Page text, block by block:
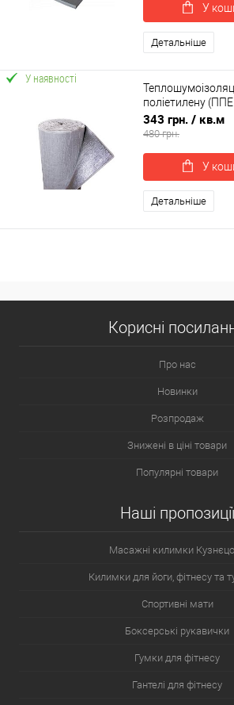
У
Детальніше
У наявності
поліетилену
шаром +фольга
343 грн. / кв.м
480 грн.
У
Детальніше
Корисні
Про нас
Новинки
Розпродаж
Знижені в ціні товари
Популярні товари
Наші пропозиції
Масажні килимки
Килимки для йоги, фітнесу та
Спортивні мати
Боксерські рукавички
Гумки для фітнесу
Гантелі для фітнесу